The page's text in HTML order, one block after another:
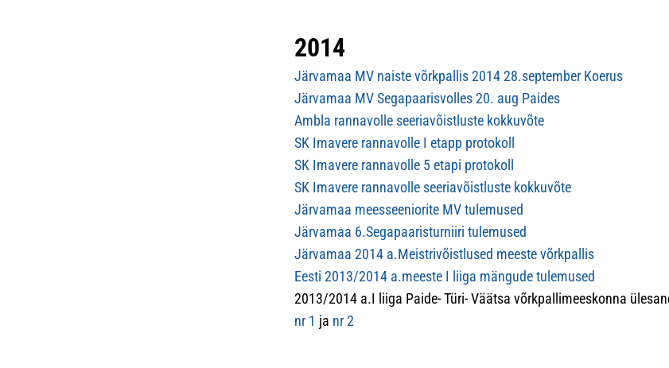
2014
Järvamaa MV naiste võrkpallis 2014 28.september Koerus
Järvamaa MV Segapaarisvolles 20. aug Paides
Ambla rannavolle seeriavõistluste kokkuvõte
SK Imavere rannavolle I etapp protokoll
SK Imavere rannavolle 5 etapi protokoll
SK Imavere rannavolle seeriavõistluste kokkuvõte
Järvamaa meesseeniorite MV tulemused
Järvamaa 6.Segapaaristurniiri tulemused
Järvamaa 2014 a.Meistrivõistlused meeste võrkpallis
Eesti 2013/2014 a.meeste I liiga mängude tulemused
2013/2014 a.I liiga Paide- Türi- Väätsa võrkpallimeeskonna
nr 1 ja nr 2